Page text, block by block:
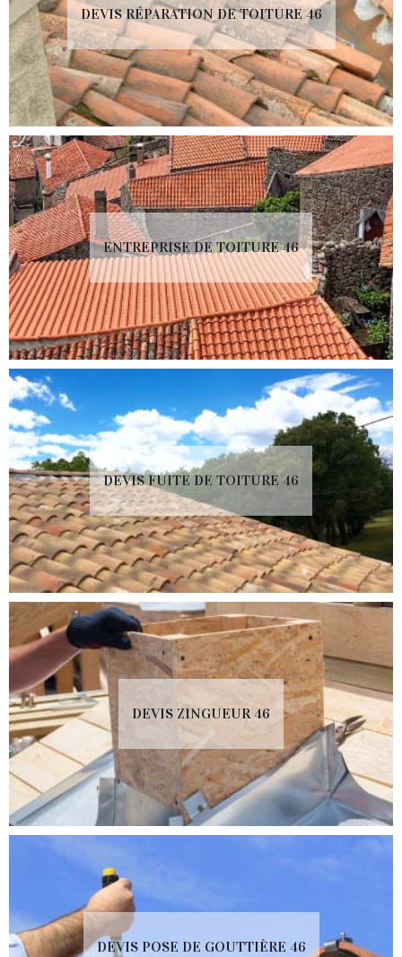
DEVIS RÉPARATION DE TOITURE 46
ENTREPRISE DE TOITURE 46
DEVIS FUITE DE TOITURE 46
DEVIS ZINGUEUR 46
DEVIS POSE DE GOUTTIÈRE 46